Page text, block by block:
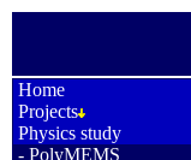
Home
Projects
Physics study
- PolyMEMS